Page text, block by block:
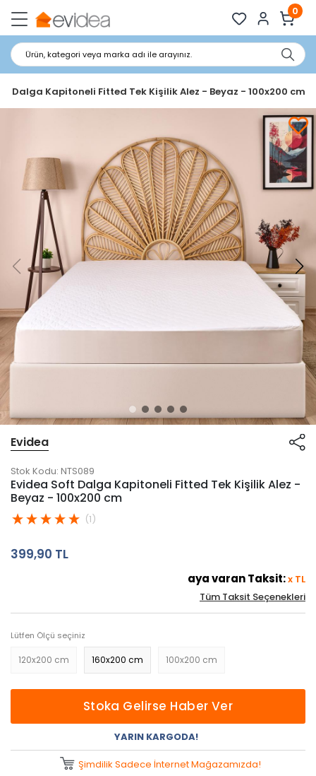
0
Ürün, kategori veya marka adı ile arayınız.
Dalga Kapitoneli Fitted Tek Kişilik Alez - Beyaz - 100x200 cm
Evidea
Stok Kodu: NTS089
Evidea Soft Dalga Kapitoneli Fitted Tek Kişilik Alez -
Beyaz - 100x200 cm
(1)
399,90 TL
aya varan Taksit:x TL
Tüm Taksit Seçenekleri
Lütfen Ölçü seçiniz
120x200 cm 160x200 cm 100x200 cm
Stoka Gelirse Haber Ver
YARIN KARGODA!
Şimdilik Sadece İnternet Mağazamızda!